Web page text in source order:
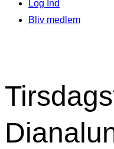
Log Ind
Bliv medlem